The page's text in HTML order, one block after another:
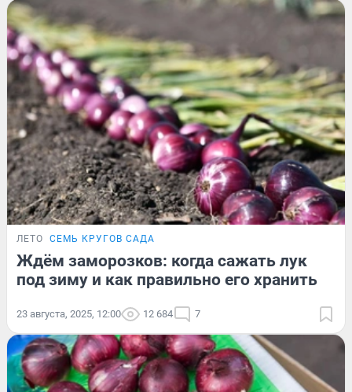
ЛЕТО СЕМЬ КРУГОВ САДА
Ждём заморозков: когда сажать лук
под зиму и как правильно его хранить
23 августа, 2025, 12:00 12 684 7